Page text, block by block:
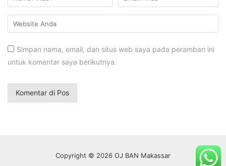
Simpan nama, email, dan situs web saya pada peramban ini
untuk komentar saya berikutnya.
Copyright © 2026 OJ BAN Makassar